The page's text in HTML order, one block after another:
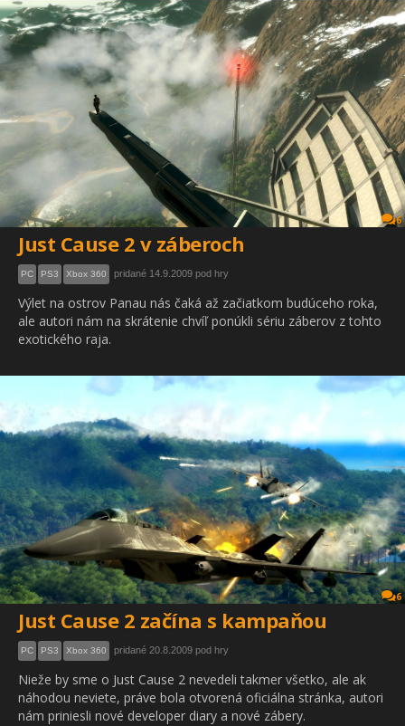
6
Just Cause 2 v záberoch
PC PS3 Xbox 360 pridané 14.9.2009 pod hry
Výlet na ostrov Panau nás čaká až začiatkom budúceho roka,
ale autori nám na skrátenie chvíľ ponúkli sériu záberov z tohto
exotického raja.
6
Just Cause 2 začína s kampaňou
PC PS3 Xbox 360 pridané 20.8.2009 pod hry
Nieže by sme o Just Cause 2 nevedeli takmer všetko, ale ak
náhodou neviete, práve bola otvorená oficiálna stránka, autori
nám priniesli nové developer diary a nové zábery.